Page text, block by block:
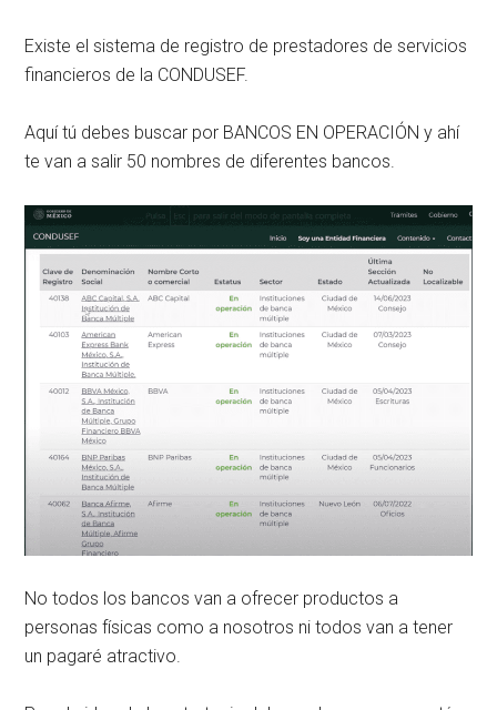
Existe el sistema de registro de prestadores de servicios
financieros de la CONDUSEF.
Aquí tú debes buscar por BANCOS EN OPERACIÓN y ahí
te van a salir 50 nombres de diferentes bancos.
No todos los bancos van a ofrecer productos a
personas físicas como a nosotros ni todos van a tener
un pagaré atractivo.